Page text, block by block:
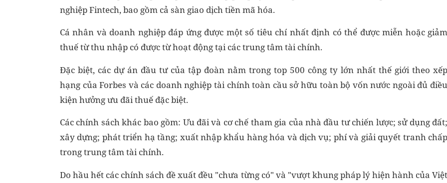
nghiệp Fintech, bao gồm cả sàn giao dịch tiền mã hóa.
Cá nhân và doanh nghiệp đáp ứng được một số tiêu chí nhất định có thể được miễn hoặc giảm
thuế từ thu nhập có được từ hoạt động tại các trung tâm tài chính.
Đặc biệt, các dự án đầu tư của tập đoàn nằm trong top 500 công ty lớn nhất thế giới theo xếp
hạng của Forbes và các doanh nghiệp tài chính toàn cầu sở hữu toàn bộ vốn nước ngoài đủ điều
kiện hưởng ưu đãi thuế đặc biệt.
Các chính sách khác bao gồm: Ưu đãi và cơ chế tham gia của nhà đầu tư chiến lược; sử dụng đất;
xây dựng; phát triển hạ tầng; xuất nhập khẩu hàng hóa và dịch vụ; phí và giải quyết tranh chấp
trong trung tâm tài chính.
Do hầu hết các chính sách đề xuất đều "chưa từng có" và "vượt khung pháp lý hiện hành của Việt